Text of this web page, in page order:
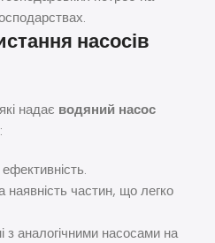
насосів
надає водяний насос
наявність частин, що легко
з аналогічними насосами на